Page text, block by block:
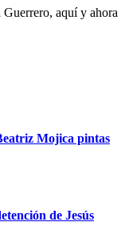
Guerrero, aquí y ahora
Mojica pintas
de Jesús